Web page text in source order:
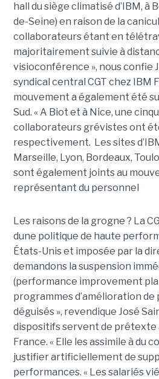
hall du siège climatisé d’IBM, à
de-Seine) en raison de la
collaborateurs étant en
majoritairement suivie à
visioconférence », nous confie
syndical central CGT chez IBM
mouvement a également été
Sud. « A Biot et à Nice, une
collaborateurs grévistes ont
respectivement. Les sites
Marseille, Lyon, Bordeaux,
sont également joints au
représentant du personnel
Les raisons de la grogne ? La
dune politique de haute
États-Unis et imposée par la
demandons la suspension
(performance improvement
programmes d’amélioration
déguisés », revendique José
dispositifs servent de prétexte
France. « Elle les assimile à du
justifier artificiellement de
performances. « Les salariés